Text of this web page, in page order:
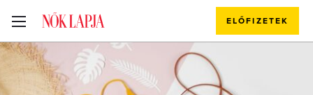
ELŐFIZETEK